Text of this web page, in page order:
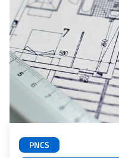
PNCS